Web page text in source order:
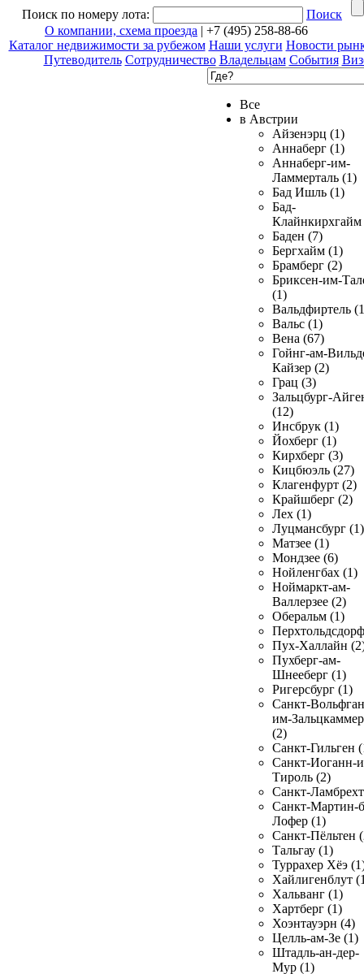
Поиск по номеру лота:
Поиск
О компании, схема проезда | +7 (495) 258-88-66
Каталог недвижимости за рубежом Наши услуги Новости
Путеводитель Сотрудничество Владельцам События
Все
в Австрии
Айзенэрц (1)
Аннаберг (1)
Аннаберг-им-
Ламмерталь (1)
Бад Ишль (1)
Бад-
Клайнкирхгайм
Баден (7)
Бергхайм (1)
Брамберг (2)
Бриксен-им-
(1)
Вальдфиртель
Вальс (1)
Вена (67)
Гойнг-ам-
Кайзер (2)
Грац (3)
Зальцбург-
(12)
Инсбрук (1)
Йохберг (1)
Кирхберг (3)
Кицбюэль (27)
Клагенфурт (2)
Крайшберг (2)
Лех (1)
Луцмансбург (1)
Матзее (1)
Мондзее (6)
Нойленгбах (1)
Ноймаркт-ам-
Валлерзее (2)
Оберальм (1)
Пух-Халлайн
Пухберг-ам-
Шнееберг (1)
Ригерсбург (1)
Санкт-
им-
(2)
Санкт-Гильген
Санкт-Иоганн-
Тироль (2)
Санкт-
Санкт-Мартин-
Лофер (1)
Санкт-Пёльтен
Тальгау (1)
Туррахер Хёэ
Хайлигенблут
Хальванг (1)
Хартберг (1)
Хоэнтауэрн (4)
Целль-ам-Зе (1)
Штадль-ан-дер-
Мур (1)